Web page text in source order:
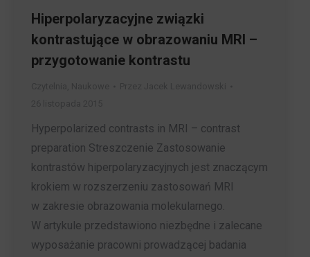
Hiperpolaryzacyjne związki
kontrastujące w obrazowaniu MRI –
przygotowanie kontrastu
Hyperpolarized contrasts in MRI – contrast
preparation Streszczenie Zastosowanie
kontrastów hiperpolaryzacyjnych jest znaczącym
krokiem w rozszerzeniu zastosowań MRI
w zakresie obrazowania molekularnego.
W artykule przedstawiono niezbędne i zalecane
wyposażanie pracowni prowadzącej badania